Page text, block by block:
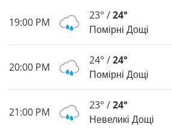
19:00 PM
23° /24°
Помірні Дощі
20:00 PM
24° /24°
Помірні Дощі
21:00 PM
23° /24°
Невеликі Дощі